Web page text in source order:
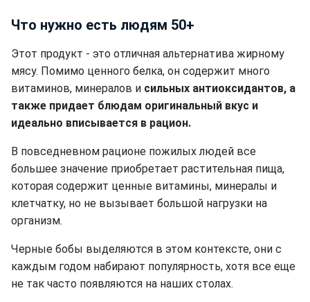
Что нужно есть людям 50+
Этот продукт - это отличная альтернатива жирному
мясу. Помимо ценного белка, он содержит много
витаминов, минералов и сильных антиоксидантов, а
также придает блюдам оригинальный вкус и
идеально вписывается в рацион.
В повседневном рационе пожилых людей все
большее значение приобретает растительная пища,
которая содержит ценные витамины, минералы и
клетчатку, но не вызывает большой нагрузки на
организм.
Черные бобы выделяются в этом контексте, они с
каждым годом набирают популярность, хотя все еще
не так часто появляются на наших столах.